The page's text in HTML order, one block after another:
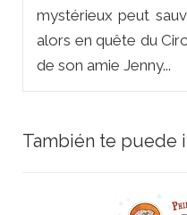
mystérieux peut
alors en quête du
de son amie Jenny...
También te puede